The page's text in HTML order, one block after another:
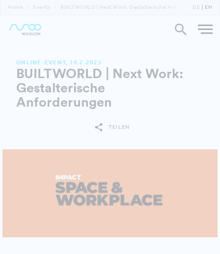
Home Events BUILTWORLD | Next Work: Gestalterische Anforderungen
DE EN
ONLINE-EVENT, 19.2.2025
BUILTWORLD | Next Work:
Gestalterische
Anforderungen
TEILEN